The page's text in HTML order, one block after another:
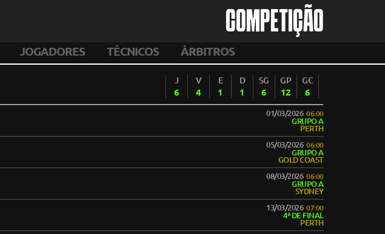
COMPETIÇÃO
JOGADORES TÉCNICOS ÁRBITROS
J
6
V
4
E
1
D
1
SG
6
GP
12
GC
6
01/03/202606:00
GRUPO A
PERTH
05/03/202606:00
GRUPO A
GOLD COAST
08/03/202606:00
GRUPO A
SYDNEY
13/03/202607:00
4ª DE FINAL
PERTH